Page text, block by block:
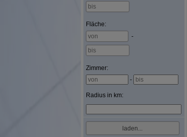
Fläche:
-
Zimmer:
-
Radius in km: